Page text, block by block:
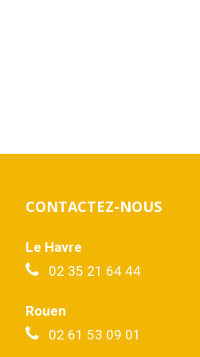
CONTACTEZ-NOUS
Le Havre
02 35 21 64 44
Rouen
02 61 53 09 01